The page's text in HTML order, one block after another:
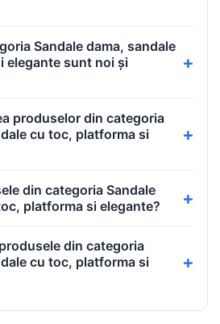
Sandale dama, sandale
elegante sunt noi și
produselor din categoria
cu toc, platforma si
din categoria Sandale
platforma si elegante?
din categoria
cu toc, platforma si